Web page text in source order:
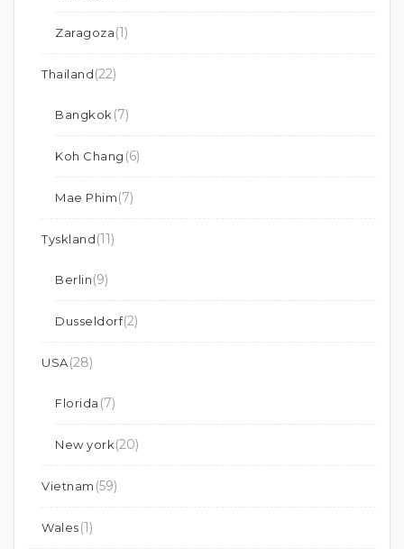
Zaragoza(1)
Thailand(22)
Bangkok (7)
Koh Chang (6)
Mae Phim(7)
Tyskland(11)
Berlin(9)
Dusseldorf(2)
USA(28)
Florida (7)
New york(20)
Vietnam (59)
Wales(1)